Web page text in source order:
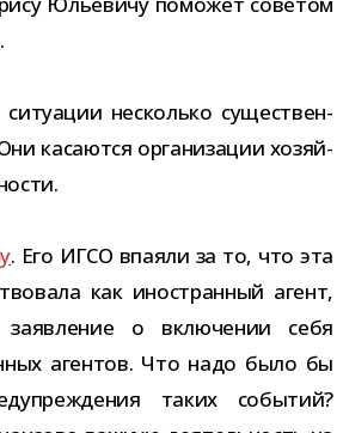
несколько суще­ствен­
каса­ются орга­ни­за­ции хозяй­
. Его ИГСО впа­яли за то, что эта
как ино­стран­ный агент,
о вклю­че­нии себя
аген­тов. Что надо было бы
таких собы­тий?